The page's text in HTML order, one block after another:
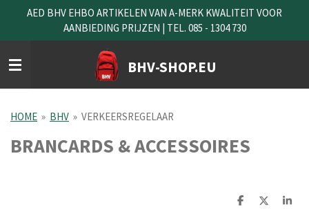
naar
de
hoofdinhoud
BHV-SHOP.EU
AED BHV EHBO ARTIKELEN VAN A-MERK KWALITEIT VOOR
AANBIEDING PRIJZEN | TEL. 085 - 1304 730
HOME » BHV » VERKEERSREGELAAR
BRANCARDS & ACCESSOIRES
D
D
S